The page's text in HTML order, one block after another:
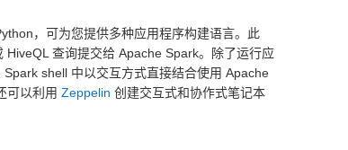
，可为您提供多种应用程序构建语言。此
HiveQL 查询提交给 Apache Spark。除了运行应
shell 中以交互方式直接结合使用 Apache
可以利用 Zeppelin 创建交互式和协作式笔记本